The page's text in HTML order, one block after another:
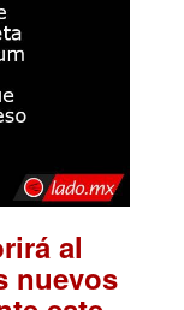
al
nuevos